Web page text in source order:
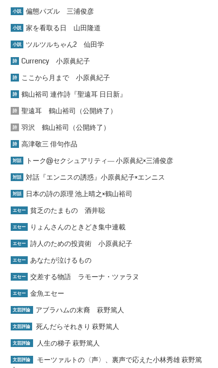
小説 偏態パズル 三浦俊彦
小説 家を看取る日 山田隆道
小説 ツルツルちゃん2 仙田学
詩 Currency 小原眞紀子
詩 ここから月まで 小原眞紀子
詩 鶴山裕司 連作詩『聖遠耳 日日新』
詩 聖遠耳 鶴山裕司（公開終了）
詩 羽沢 鶴山裕司（公開終了）
詩 高津敬三 俳句作品
対話 トーク@セクシュアリティ― 小原眞紀×三浦俊彦
対話 対話『エンニスの誘惑』小原眞紀子×エンニス
対話 日本の詩の原理 池上晴之×鶴山裕司
エセー 貧乏のたまもの 酒井聡
エセー りょんさんのときどき集中連載
エセー 詩人のための投資術 小原眞紀子
エセー あなたが泣けるもの
エセー 交差する物語 ラモーナ・ツァラヌ
エセー 金魚エセー
文芸評論 アブラハムの末裔 萩野篤人
文芸評論 死んだらそれきり 萩野篤人
文芸評論 人生の梯子 萩野篤人
文芸評論
モーツァルトの〈声〉、裏声で応えた小林秀雄 萩野篤